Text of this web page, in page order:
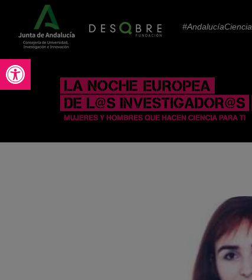
Abrir barra de herramientas
#AndalucíaCiencia